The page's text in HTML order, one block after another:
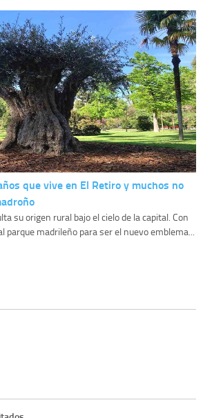
que vive en El Retiro y muchos no
su origen rural bajo el cielo de la capital. Con
parque madrileño para ser el nuevo emblema...